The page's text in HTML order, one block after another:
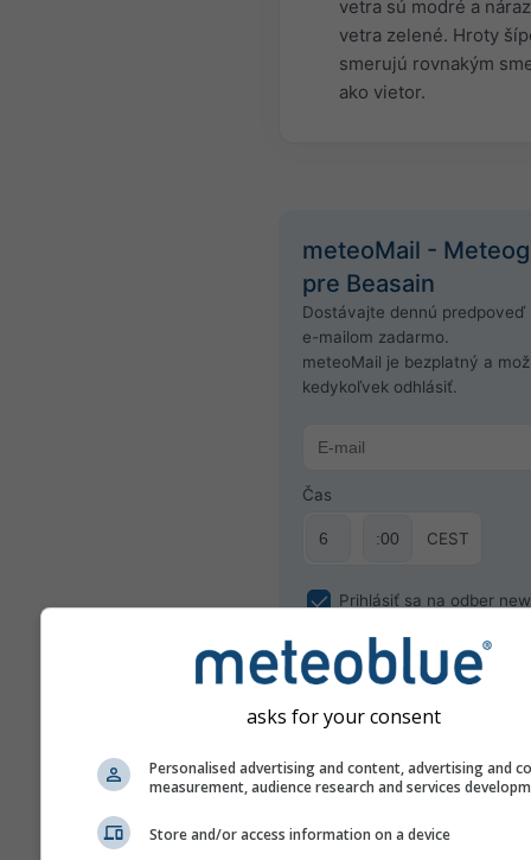
vetra sú modré a
vetra zelené. Hroty
smerujú rovnakým
ako vietor.
meteoMail -
pre Beasain
Dostávajte dennú predpoveď
e-mailom zadarmo.
meteoMail je bezplatný a
kedykoľvek odhlásiť.
Čas
CEST
Prihlásiť sa na odber
asks for your consent
Personalised advertising and content, advertising and
measurement, audience research and services
Store and/or access information on a device